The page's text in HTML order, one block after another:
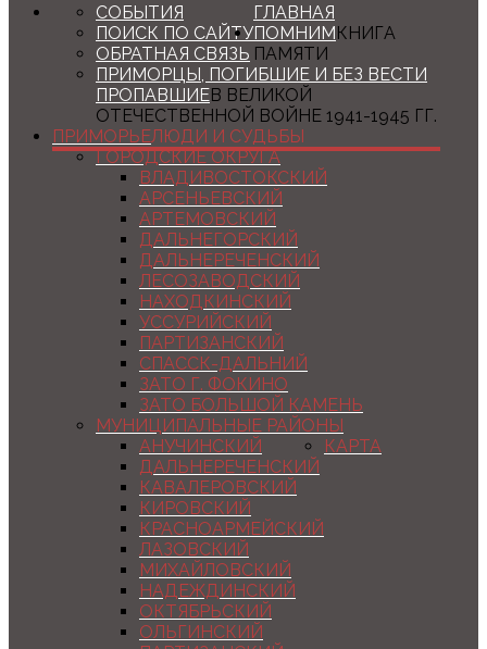
ГЛАВНАЯ
СОБЫТИЯ
ПОИСК ПО САЙТУ
ОБРАТНАЯ СВЯЗЬ
ПОМНИМКНИГА
ПАМЯТИ
ПРИМОРЦЫ, ПОГИБШИЕ И БЕЗ ВЕСТИ
ПРОПАВШИЕВ ВЕЛИКОЙ
ОТЕЧЕСТВЕННОЙ ВОЙНЕ 1941-1945 ГГ.
ПРИМОРЬЕЛЮДИ И СУДЬБЫ
ГОРОДСКИЕ ОКРУГА
ВЛАДИВОСТОКСКИЙ
АРСЕНЬЕВСКИЙ
АРТЕМОВСКИЙ
ДАЛЬНЕГОРСКИЙ
ДАЛЬНЕРЕЧЕНСКИЙ
ЛЕСОЗАВОДСКИЙ
НАХОДКИНСКИЙ
УССУРИЙСКИЙ
ПАРТИЗАНСКИЙ
СПАССК-ДАЛЬНИЙ
ЗАТО Г. ФОКИНО
ЗАТО БОЛЬШОЙ КАМЕНЬ
МУНИЦИПАЛЬНЫЕ РАЙОНЫ
АНУЧИНСКИЙ
ДАЛЬНЕРЕЧЕНСКИЙ
КАВАЛЕРОВСКИЙ
КИРОВСКИЙ
КРАСНОАРМЕЙСКИЙ
ЛАЗОВСКИЙ
МИХАЙЛОВСКИЙ
НАДЕЖДИНСКИЙ
ОКТЯБРЬСКИЙ
ОЛЬГИНСКИЙ
КАРТА